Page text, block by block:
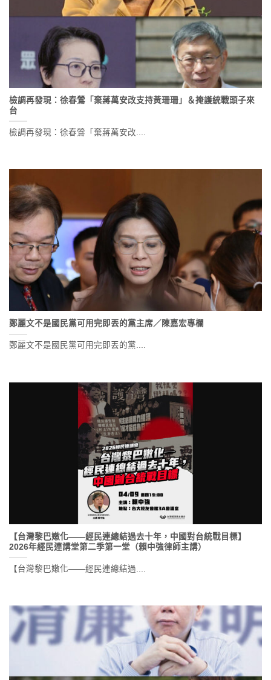
檢調再發現：徐春鶯「棄蔣萬安改支持黃珊珊」＆掩護統戰頭子來
台
檢調再發現：徐春鶯「棄蔣萬安改....
鄭麗文不是國民黨可用完即丟的黨主席／陳嘉宏專欄
鄭麗文不是國民黨可用完即丟的黨....
【台灣黎巴嫩化——經民連總結過去十年，中國對台統戰目標】
2026年經民連講堂第二季第一堂（賴中強律師主講）
【台灣黎巴嫩化——經民連總結過....